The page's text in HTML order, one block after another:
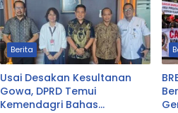
Berita
Usai Desakan Kesultanan
Gowa, DPRD Temui
Kemendagri Bahas